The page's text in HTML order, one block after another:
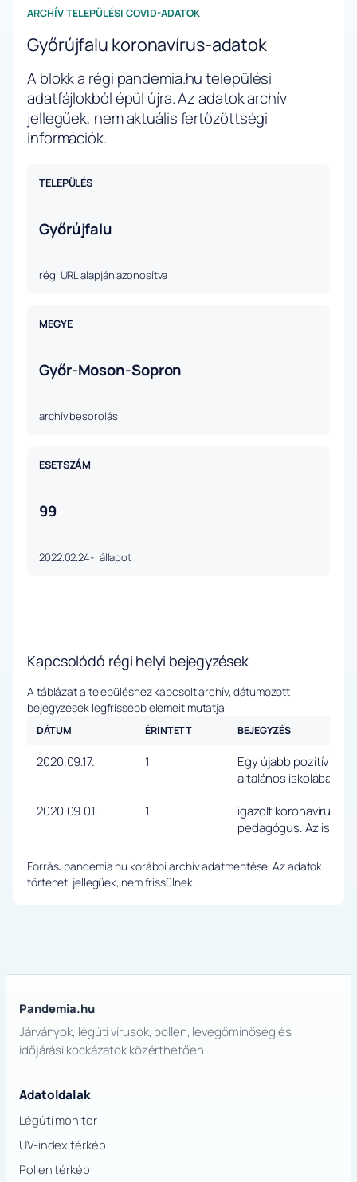
ARCHÍV TELEPÜLÉSI COVID-ADATOK
Győrújfalu koronavírus-adatok
A blokk a régi pandemia.hu települési
adatfájlokból épül újra. Az adatok archív
jellegűek, nem aktuális fertőzöttségi
információk.
TELEPÜLÉS
Győrújfalu
régi URL alapján azonosítva
MEGYE
Győr-Moson-Sopron
archív besorolás
ESETSZÁM
99
2022.02.24-i állapot
Kapcsolódó régi helyi bejegyzések
A táblázat a településhez kapcsolt archív, dátumozott
bejegyzések legfrissebb elemeit mutatja.
DÁTUM ÉRINTETT BEJEGYZÉS
2020.09.17. 1
Egy újabb pozitív
általános iskolában,
2020.09.01.
1
igazolt koronavírus
pedagógus. Az iskola
Forrás: pandemia.hu korábbi archív adatmentése. Az adatok
történeti jellegűek, nem frissülnek.
Pandemia.hu
Járványok, légúti vírusok, pollen, levegőminőség és
időjárási kockázatok közérthetően.
Adatoldalak
Légúti monitor
UV-index térkép
Pollen térkép